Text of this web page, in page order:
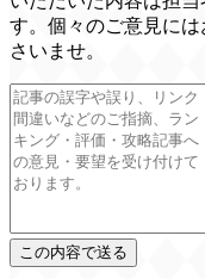
す。個々のご意見に
さいませ。